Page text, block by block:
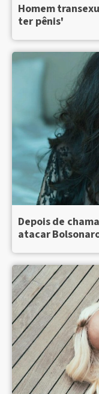
Homem
ter pênis'
Depois de
atacar